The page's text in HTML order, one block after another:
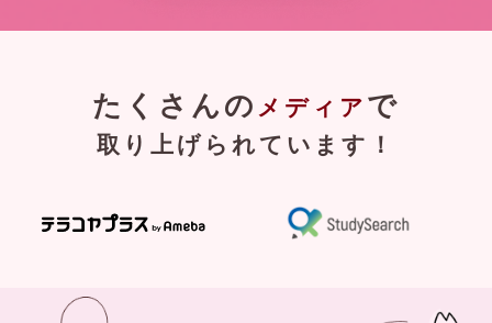
たくさんの メディア で
取り上げられています！